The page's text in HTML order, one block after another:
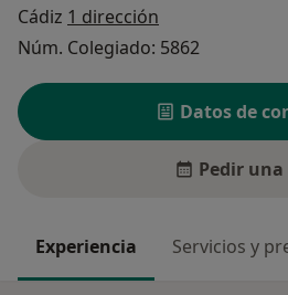
Cádiz 1 dirección
Núm. Colegiado: 5862
Datos de
Pedir
Experiencia Servicios y